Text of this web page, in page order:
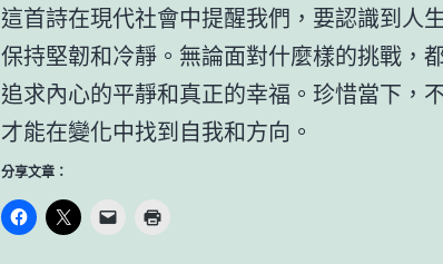
這首詩在現代社會中提醒我們，要認識到人
保持堅韌和冷靜。無論面對什麼樣的挑戰，
追求內心的平靜和真正的幸福。珍惜當下，
才能在變化中找到自我和方向。
分享文章：